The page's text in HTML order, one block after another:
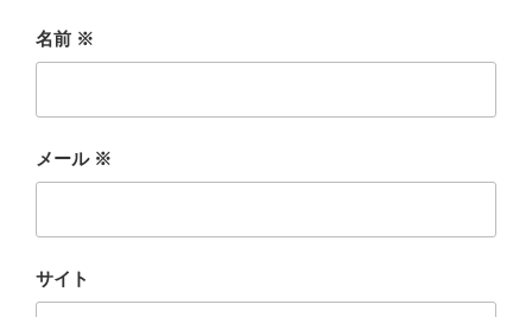
名前 ※
メール ※
サイト